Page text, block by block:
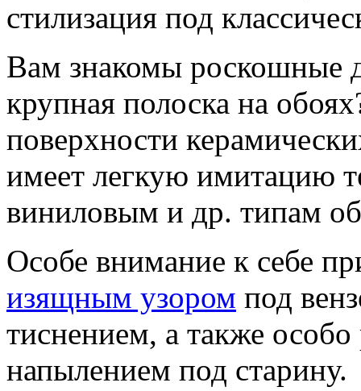
стилизация под
Вам знакомы роскошные
крупная полоска на
поверхности
имеет легкую имитацию
виниловым и др. типам
Особе внимание к себе
изящным узором под
тиснением, а также
напылением под старину.